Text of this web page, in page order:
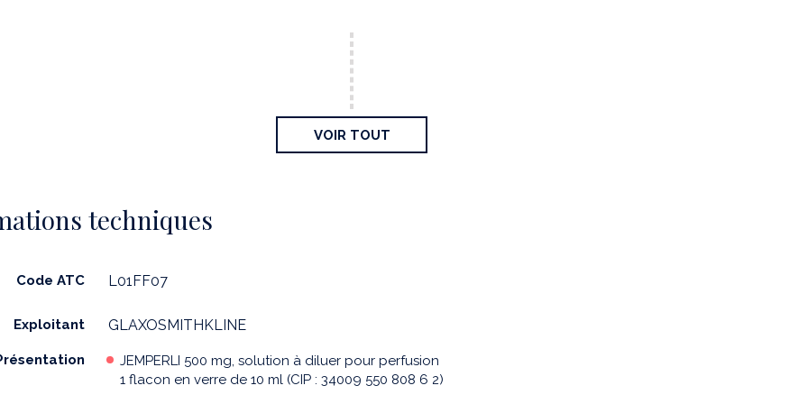
VOIR TOUT
techniques
Code ATC L01FF07
Exploitant GLAXOSMITHKLINE
JEMPERLI 500 mg, solution à diluer pour perfusion
1 flacon en verre de 10 ml (CIP : 34009 550 808 6 2)